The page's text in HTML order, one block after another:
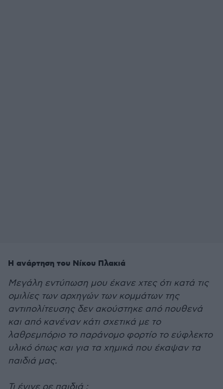
Η ανάρτηση του Νίκου Πλακιά
Μεγάλη εντύπωση μου έκανε χτες ότι κατά τις
ομιλίες των αρχηγών των κομμάτων της
αντιπολίτευσης δεν ακούστηκε από πουθενά
και από κανέναν κάτι σχετικά με το
λαθρεμπόριο το παράνομο φορτίο το εύφλεκτο
υλικό όπως και για τα χημικά που έκαψαν τα
παιδιά μας.
Τι έγινε ρε παιδιά ;